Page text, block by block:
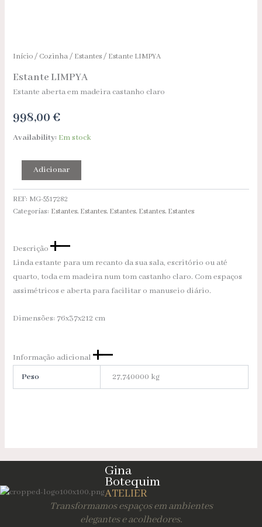
Início/ Cozinha/ Estantes/ Estante LIMPYA
Estante LIMPYA
Estante aberta em madeira castanho claro
998,00€
Availability: Em stock
Adicionar
REF: MG-5517282
Categorias: Estantes, Estantes, Estantes, Estantes, Estantes
Descrição
Linda estante para um recanto da sua sala, escritório ou até
quarto, toda em madeira num tom castanho claro. Com espaços
assimétricos e aberta para facilitar o manuseio diário.
Dimensões: 76x37x212 cm
Informação adicional
Peso
27,740000 kg
Gina
Botequim
ATELIER
Transformamos espaços em ambientes
elegantes e acolhedores.